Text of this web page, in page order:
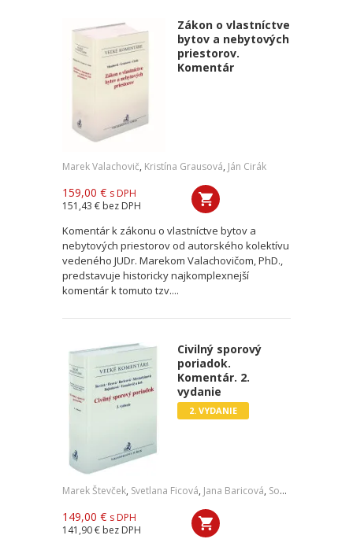
Zákon o vlastníctve
bytov a nebytových
priestorov.
Komentár
Marek Valachovič, Kristína Grausová, Ján Cirák
159,00 € s DPH
151,43 € bez DPH
Komentár k zákonu o vlastníctve bytov a
nebytových priestorov od autorského kolektívu
vedeného JUDr. Marekom Valachovičom, PhD.,
predstavuje historicky najkomplexnejší
komentár k tomuto tzv....
Civilný sporový
poriadok.
Komentár. 2.
vydanie
2. VYDANIE
Marek Števček, Svetlana Ficová, Jana Baricová, Soňa Mesiarkinová
149,00 € s DPH
141,90 € bez DPH